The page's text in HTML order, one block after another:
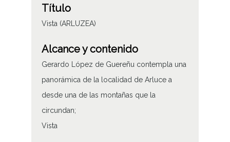
Título
Vista (ARLUZEA)
Alcance y contenido
Gerardo López de Guereñu contempla una
panorámica de la localidad de Arluce a
desde una de las montañas que la
circundan;
Vista